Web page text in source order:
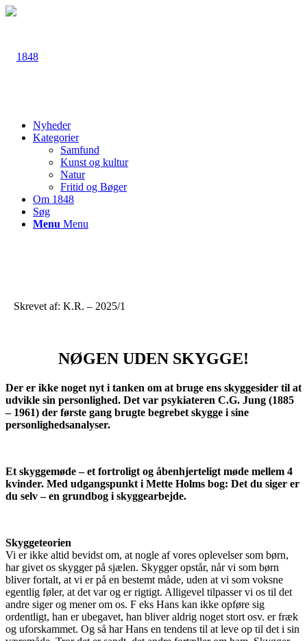
Nyheder
Kategorier
Samfund
Kunst og kultur
Natur
Fritid og Bøger
Om 1848
Søg
Menu Menu
Skrevet af: K.R. – 2025/1
NØGEN UDEN SKYGGE!
Der er ikke noget nyt i tanken om at bruge ens skyggesider til at
udvikle sin personlighed. Det var psykiateren C.G. Jung (1885
– 1961) der første gang brugte begrebet skygge i sine
personlighedsanalyser.
Et skyggemøde – et fortroligt og åbenhjerteligt møde mellem 4
kvinder. Med udgangspunkt i Mette Holms bog: Det du siger er
du selv – en grundbog i skyggearbejde.
Skyggeteorien
Vi er ikke altid bevidst om, at nogle af vores oplevelser som børn,
har givet os skygger på sjælen. Skygger opstår, når vi som børn
bliver fortalt, at vi er på en bestemt måde, uden at vi som voksne
egentlig føler, at det var og er rigtigt. Alligevel tilpasser vi os til det
andre siger og mener om os. F eks Hans kan ikke opføre sig
ordentligt, han er ubegavet, han bliver aldrig noget stort osv. er fræk
og uforskammet. Og så har Hans en tendens til at leve op til det i sin